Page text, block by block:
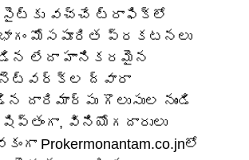
సైట్‌కు వచ్చే ట్రాఫిక్‌లో
మోసపూరిత ప్రకటనలు
లేదా హానికరమైన
ద్వారా
దారిమార్పు గొలుసుల నుండి
వినియోగదారులు
Prokermonantam.co.jnలో